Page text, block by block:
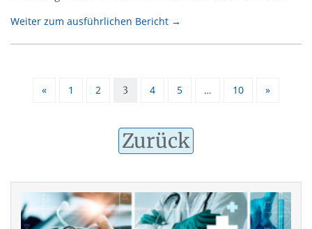
Weiter zum ausführlichen Bericht →
« 1 2 3 4 5 … 10 »
Zurück